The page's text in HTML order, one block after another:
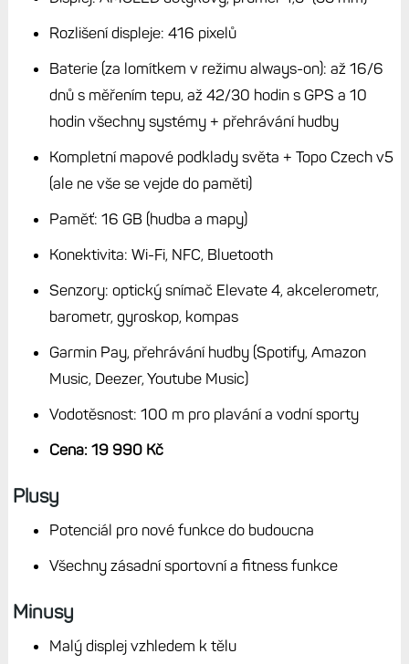
Rozlišení displeje: 416 pixelů
Baterie (za lomítkem v režimu always-on): až 16/6
dnů s měřením tepu, až 42/30 hodin s GPS a 10
hodin všechny systémy + přehrávání hudby
Kompletní mapové podklady světa + Topo Czech v5
(ale ne vše se vejde do paměti)
Paměť: 16 GB (hudba a mapy)
Konektivita: Wi-Fi, NFC, Bluetooth
Senzory: optický snímač Elevate 4, akcelerometr,
barometr, gyroskop, kompas
Garmin Pay, přehrávání hudby (Spotify, Amazon
Music, Deezer, Youtube Music)
Vodotěsnost: 100 m pro plavání a vodní sporty
Cena: 19 990 Kč
Plusy
Potenciál pro nové funkce do budoucna
Všechny zásadní sportovní a fitness funkce
Minusy
Malý displej vzhledem k tělu